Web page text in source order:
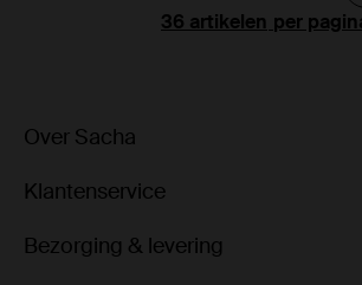
per
Over Sacha
Klantenservice
Bezorging & levering